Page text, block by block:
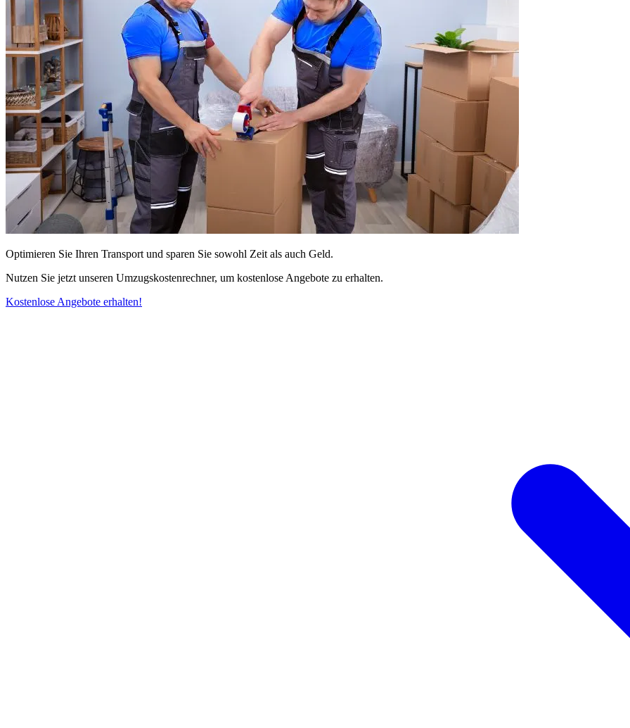
Optimieren Sie Ihren Transport und sparen Sie sowohl Zeit als auch Geld.
Nutzen Sie jetzt unseren Umzugskostenrechner, um kostenlose Angebote zu erhalten.
Kostenlose Angebote erhalten!